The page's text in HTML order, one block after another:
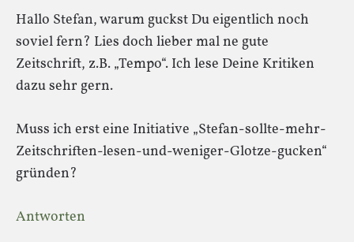
Hallo Stefan, warum guckst Du eigentlich noch
soviel fern? Lies doch lieber mal ne gute
Zeitschrift, z.B. „Tempo“. Ich lese Deine Kritiken
dazu sehr gern.
Muss ich erst eine Initiative „Stefan-sollte-mehr-
Zeitschriften-lesen-und-weniger-Glotze-gucken“
gründen?
Antworten